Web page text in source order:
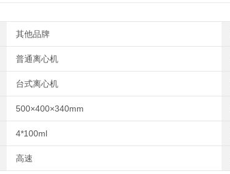
其他品牌
普通离心机
台式离心机
500×400×340mm
4*100ml
高速